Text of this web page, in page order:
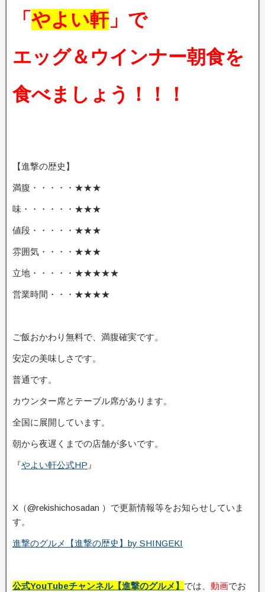
「 やよい軒」で
エッグ＆ウインナー朝食を
食べましょう！！！
【進撃の歴史】
満腹・・・・・★★★
味・・・・・・★★★
値段・・・・・★★★
雰囲気・・・・★★★
立地・・・・・★★★★★
営業時間・・・★★★★
ご飯おかわり無料で、満腹確実です。
安定の美味しさです。
普通です。
カウンター席とテーブル席があります。
全国に展開しています。
朝から夜遅くまでの店舗が多いです。
『やよい軒公式HP 』
X（@rekishichosadan ）で更新情報等をお知らせしていま
す。
進撃のグルメ【進撃の歴史】by SHINGEKI
公式YouTubeチャンネル【進撃のグルメ】 では、 動画でお